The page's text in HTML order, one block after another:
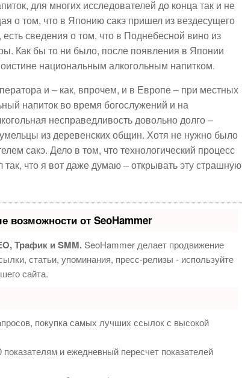
для многих исследователей до конца так и не
о том, что в Японию сакэ пришел из вездесущего
сведения о том, что в Поднебесной вино из
Как бы то ни было, после появления в Японии
национальным алкогольным напитком.
и – как, впрочем, и в Европе – при местных
напиток во время богослужений и на
несправедливость довольно долго –
из деревенских общин. Хотя не нужно было
сакэ. Дело в том, что технологический процесс
что я вот даже думаю – открывать эту страшную
от SeoHammer
Трафик и SMM.SeoHammer делает продвижение
статьи, упоминания, пресс-релизы - используйте
сайта.
покупка самых лучших ссылок с высокой
и ежедневный пересчет показателей